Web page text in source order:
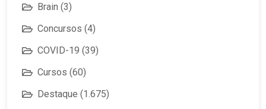
Brain (3)
Concursos (4)
COVID-19 (39)
Cursos (60)
Destaque (1.675)